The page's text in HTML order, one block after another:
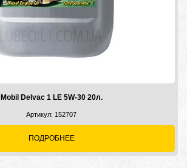
Mobil Delvac 1 LE 5W-30 20л.
Артикул: 152707
ПОДРОБНЕЕ